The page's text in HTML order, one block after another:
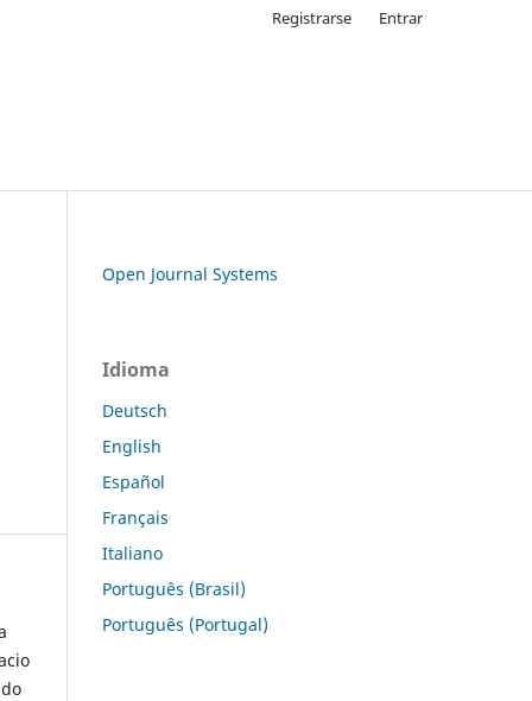
Registrarse Entrar
Open Journal Systems
Idioma
Deutsch
English
Español
Français
Italiano
Português (Brasil)
Português (Portugal)